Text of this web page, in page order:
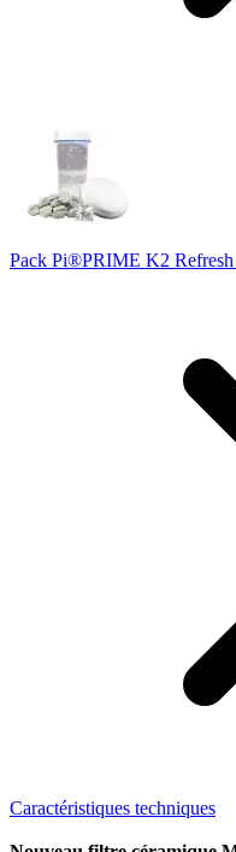
Pack Pi®PRIME K2 Refresh
Caractéristiques techniques